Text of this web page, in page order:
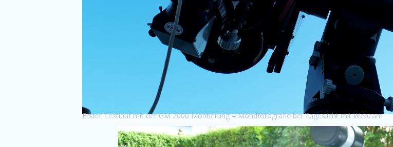
Erster Testlauf mit der GM 2000 Montierung – Mondfotografie bei Tageslicht mit Webcam